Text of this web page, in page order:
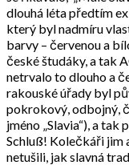
dlouhá léta předtím
který byl nadmíru
barvy – červenou a
české študáky, a tak
netrvalo to dlouho a
rakouské úřady byl
pokrokový, odbojný,
jméno „Slavia“), a
Schluß! Kolečkáři jim
netušili, jak slavná